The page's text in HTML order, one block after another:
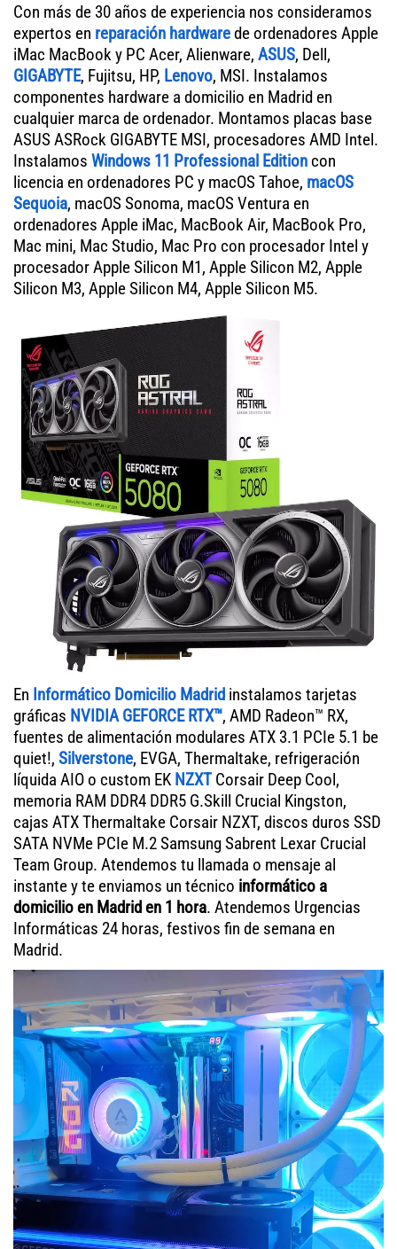
Con más de 30 años de experiencia nos consideramos
expertos en reparación hardwarede ordenadores Apple
iMac MacBook y PC Acer, Alienware, ASUS, Dell,
GIGABYTE, Fujitsu, HP, Lenovo, MSI. Instalamos
componentes hardware a domicilio en Madrid en
cualquier marca de ordenador. Montamos placas base
ASUS ASRock GIGABYTE MSI, procesadores AMD Intel.
Instalamos Windows 11 Professional Edition con
licencia en ordenadores PC y macOS Tahoe, macOS
Sequoia, macOS Sonoma, macOS Ventura en
ordenadores Apple iMac, MacBook Air, MacBook Pro,
Mac mini, Mac Studio, Mac Pro con procesador Intel y
procesador Apple Silicon M1, Apple Silicon M2, Apple
Silicon M3, Apple Silicon M4, Apple Silicon M5.
En Informático Domicilio Madrid instalamos tarjetas
gráficas NVIDIA GEFORCE RTX™, AMD Radeon™ RX,
fuentes de alimentación modulares ATX 3.1 PCIe 5.1 be
quiet!, Silverstone, EVGA, Thermaltake, refrigeración
líquida AIO o custom EK NZXTCorsair Deep Cool,
memoria RAM DDR4 DDR5 G.Skill Crucial Kingston,
cajas ATX Thermaltake Corsair NZXT, discos duros SSD
SATA NVMe PCIe M.2 Samsung Sabrent Lexar Crucial
Team Group. Atendemos tu llamada o mensaje al
instante y te enviamos un técnico informático a
domicilio en Madrid en 1 hora. Atendemos Urgencias
Informáticas 24 horas, festivos fin de semana en
Madrid.